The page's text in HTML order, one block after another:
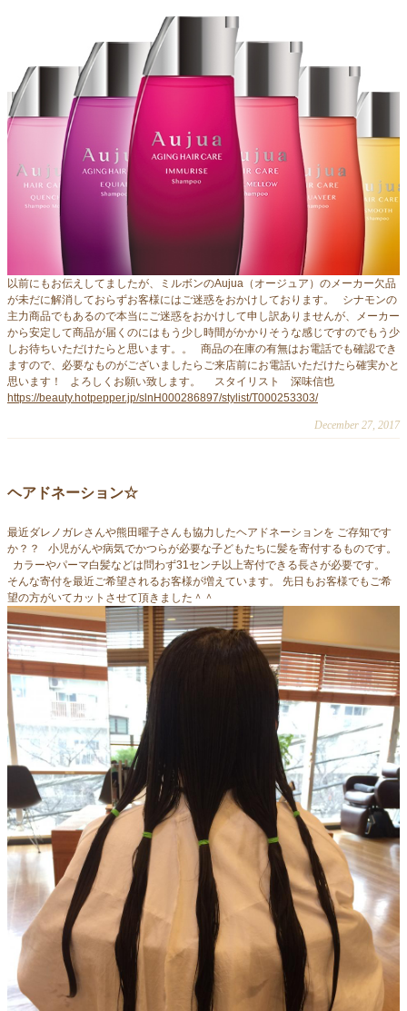
以前にもお伝えしてましたが、ミルボンのAujua（オージュア）のメーカー欠品
が未だに解消しておらずお客様にはご迷惑をおかけしております。 シナモンの
主力商品でもあるので本当にご迷惑をおかけして申し訳ありませんが、メーカー
から安定して商品が届くのにはもう少し時間がかかりそうな感じですのでもう少
しお待ちいただけたらと思います。。 商品の在庫の有無はお電話でも確認でき
ますので、必要なものがございましたらご来店前にお電話いただけたら確実かと
思います！ よろしくお願い致します。 スタイリスト 深味信也
https://beauty.hotpepper.jp/slnH000286897/stylist/T000253303/
December 27, 2017
ヘアドネーション☆
最近ダレノガレさんや熊田曜子さんも協力したヘアドネーションを ご存知です
か？？ 小児がんや病気でかつらが必要な子どもたちに髪を寄付するものです。
カラーやパーマ白髪などは問わず31センチ以上寄付できる長さが必要です。
そんな寄付を最近ご希望されるお客様が増えています。 先日もお客様でもご希
望の方がいてカットさせて頂きました＾＾